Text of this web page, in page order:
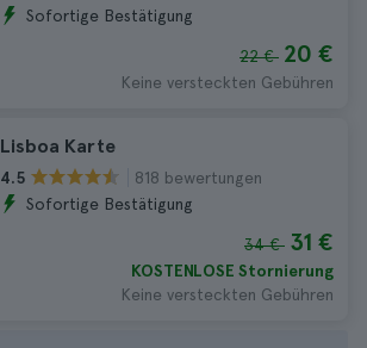
Sofortige Bestätigung
22 € 20 €
Keine versteckten Gebühren
Lisboa Karte
4.5
818 bewertungen
Sofortige Bestätigung
34 € 31 €
KOSTENLOSE Stornierung
Keine versteckten Gebühren